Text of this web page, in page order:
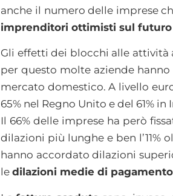
anche il numero delle imprese
imprenditori ottimisti sul futuro
Gli effetti dei blocchi alle attività
per questo molte aziende hanno
mercato domestico. A livello
65% nel Regno Unito e del 61%
Il 66% delle imprese ha però
dilazioni più lunghe e ben
hanno accordato dilazioni
le dilazioni medie di